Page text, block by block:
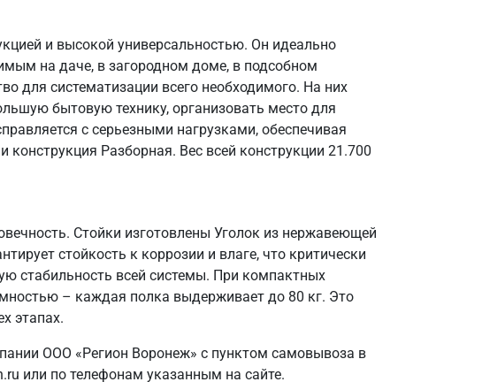
и высокой универсальностью. Он идеально
на даче, в загородном доме, в подсобном
для систематизации всего необходимого. На них
бытовую технику, организовать место для
с серьезными нагрузками, обеспечивая
Разборная. Вес всей конструкции 21.700
Стойки изготовлены Уголок из нержавеющей
стойкость к коррозии и влаге, что критически
стабильность всей системы. При компактных
– каждая полка выдерживает до 80 кг. Это
этапах.
ООО «Регион Воронеж» с пунктом самовывоза в
или по телефонам указанным на сайте.